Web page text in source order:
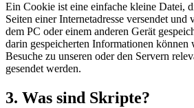
Ein Cookie ist eine einfache kleine Datei,
Seiten einer Internetadresse versendet
dem PC oder einem anderen Gerät
darin gespeicherten Informationen können
Besuche zu unseren oder den Servern
gesendet werden.
3. Was sind Skripte?